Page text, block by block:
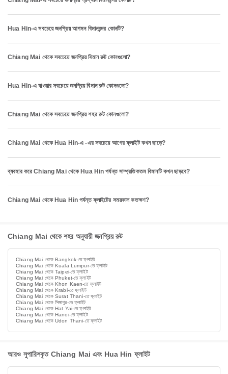
Hua Hin-এ সবচেয়ে জনপ্রিয় আগমন বিমানবন্দর কোনটি?
Chiang Mai থেকে সবচেয়ে জনপ্রিয় বিমান রুট কোনগুলো?
Hua Hin-এ যাওয়ার সবচেয়ে জনপ্রিয় বিমান রুট কোনগুলো?
Chiang Mai থেকে সবচেয়ে জনপ্রিয় শহর রুট কোনগুলো?
Chiang Mai থেকে Hua Hin-এ -এর সবচেয়ে আগের ফ্লাইট কখন ছাড়ে?
ব্যবহার করে Chiang Mai থেকে Hua Hin পর্যন্ত সাম্প্রতিকতম বিমানটি কখন ছাড়বে?
Chiang Mai থেকে Hua Hin পর্যন্ত ফ্লাইটের সময়কাল কতক্ষণ?
Chiang Mai থেকে শহর অনুযায়ী জনপ্রিয় রুট
Chiang Mai থেকে Bangkok-তে ফ্লাইট
Chiang Mai থেকে Kuala Lumpur-তে ফ্লাইট
Chiang Mai থেকে Taipei-তে ফ্লাইট
Chiang Mai থেকে Phuket-তে ফ্লাইট
Chiang Mai থেকে Khon Kaen-তে ফ্লাইট
Chiang Mai থেকে Krabi-তে ফ্লাইট
Chiang Mai থেকে Surat Thani-তে ফ্লাইট
Chiang Mai থেকে সিঙ্গাপুর-তে ফ্লাইট
Chiang Mai থেকে Hat Yai-তে ফ্লাইট
Chiang Mai থেকে Hanoi-তে ফ্লাইট
Chiang Mai থেকে Udon Thani-তে ফ্লাইট
আরও সুপারিশকৃত Chiang Mai এবং Hua Hin ফ্লাইট